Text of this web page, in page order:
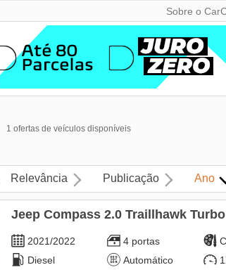
Sobre o
1 ofertas de veículos disponíveis
Relevância Publicação Ano
Jeep Compass 2.0 Traillhawk
2021/2022 4 portas
Diesel
Automático